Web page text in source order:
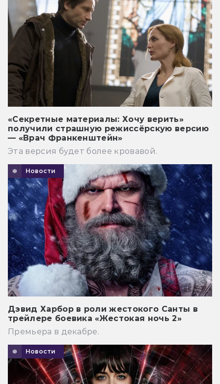
«Секретные материалы: Хочу верить»
получили страшную режиссёрскую версию
— «Врач Франкенштейн»
Эта версия будет более кровавой.
Новости
Дэвид Харбор в роли жестокого Санты в
трейлере боевика «Жестокая ночь 2»
Премьера в декабре.
Новости